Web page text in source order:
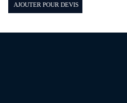
AJOUTER POUR DEVIS